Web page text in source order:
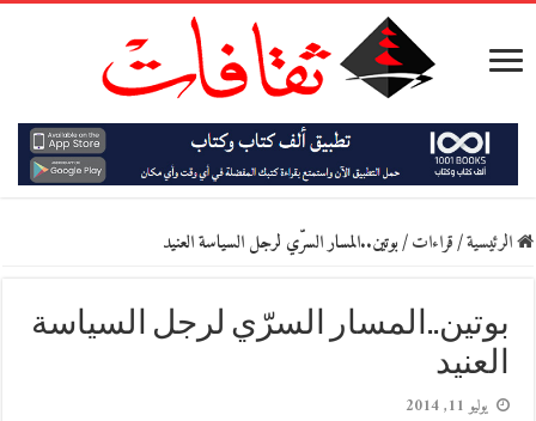
الرئيسية/قراءات/بوتين..المسار السرّي لرجل السياسة العنيد
بوتين..المسار السرّي لرجل السياسة
العنيد
يوليو 11, 2014